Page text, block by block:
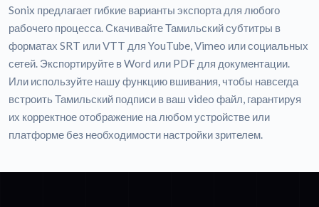
Sonix предлагает гибкие варианты экспорта для любого
рабочего процесса. Скачивайте Тамильский субтитры в
форматах SRT или VTT для YouTube, Vimeo или социальных
сетей. Экспортируйте в Word или PDF для документации.
Или используйте нашу функцию вшивания, чтобы навсегда
встроить Тамильский подписи в ваш video файл, гарантируя
их корректное отображение на любом устройстве или
платформе без необходимости настройки зрителем.